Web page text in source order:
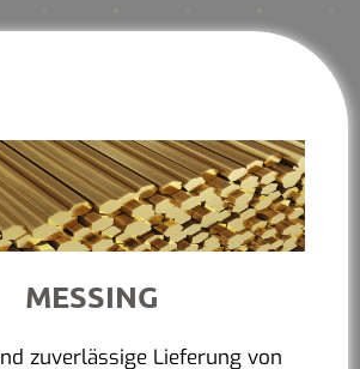
MESSING
zuverlässige Lieferung von